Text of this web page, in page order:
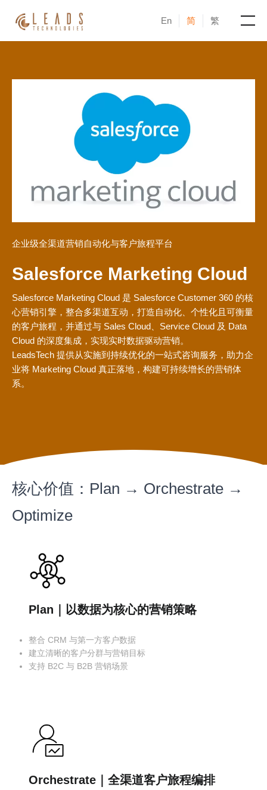
En 简 繁
新闻与活动
博客
关于凝新
企业级全渠道营销自动化与客户旅程平台
Salesforce Marketing Cloud
Salesforce Marketing Cloud 是 Salesforce Customer 360 的核
心营销引擎，整合多渠道互动，打造自动化、个性化且可衡量
的客户旅程，并通过与 Sales Cloud、Service Cloud 及 Data
Cloud 的深度集成，实现实时数据驱动营销。
LeadsTech 提供从实施到持续优化的一站式咨询服务，助力企
业将 Marketing Cloud 真正落地，构建可持续增长的营销体
系。
核心价值：Plan → Orchestrate →
Optimize
Plan｜以数据为核心的营销策略
整合 CRM 与第一方客户数据
建立清晰的客户分群与营销目标
支持 B2C 与 B2B 营销场景
Orchestrate｜全渠道客户旅程编排